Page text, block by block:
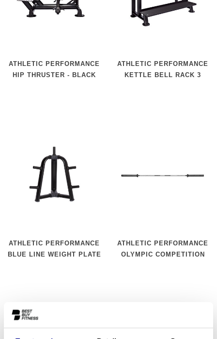
ATHLETIC PERFORMANCE
HIP THRUSTER - BLACK
ATHLETIC PERFORMANCE
KETTLE BELL RACK 3
ATHLETIC PERFORMANCE
BLUE LINE WEIGHT PLATE
ATHLETIC PERFORMANCE
OLYMPIC COMPETITION